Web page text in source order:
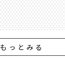
もっとみる